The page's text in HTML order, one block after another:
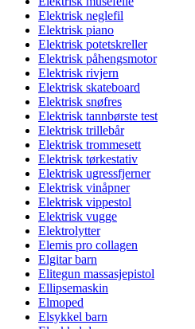
Elektrisk neglefil
Elektrisk piano
Elektrisk potetskreller
Elektrisk påhengsmotor
Elektrisk rivjern
Elektrisk skateboard
Elektrisk snøfres
Elektrisk tannbørste test
Elektrisk trillebår
Elektrisk trommesett
Elektrisk tørkestativ
Elektrisk ugressfjerner
Elektrisk vinåpner
Elektrisk vippestol
Elektrisk vugge
Elektrolytter
Elemis pro collagen
Elgitar barn
Elitegun massasjepistol
Ellipsemaskin
Elmoped
Elsykkel barn